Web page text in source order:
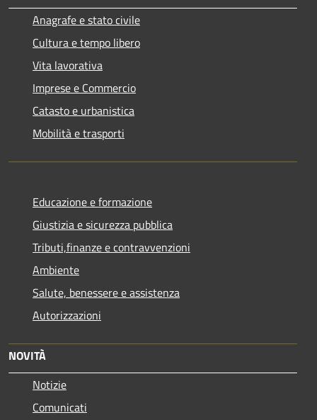
Anagrafe e stato civile
Cultura e tempo libero
Vita lavorativa
Imprese e Commercio
Catasto e urbanistica
Mobilità e trasporti
Educazione e formazione
Giustizia e sicurezza pubblica
Tributi,finanze e contravvenzioni
Ambiente
Salute, benessere e assistenza
Autorizzazioni
NOVITÀ
Notizie
Comunicati